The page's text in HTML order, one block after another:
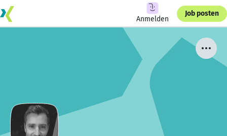
Anmelden
Job posten